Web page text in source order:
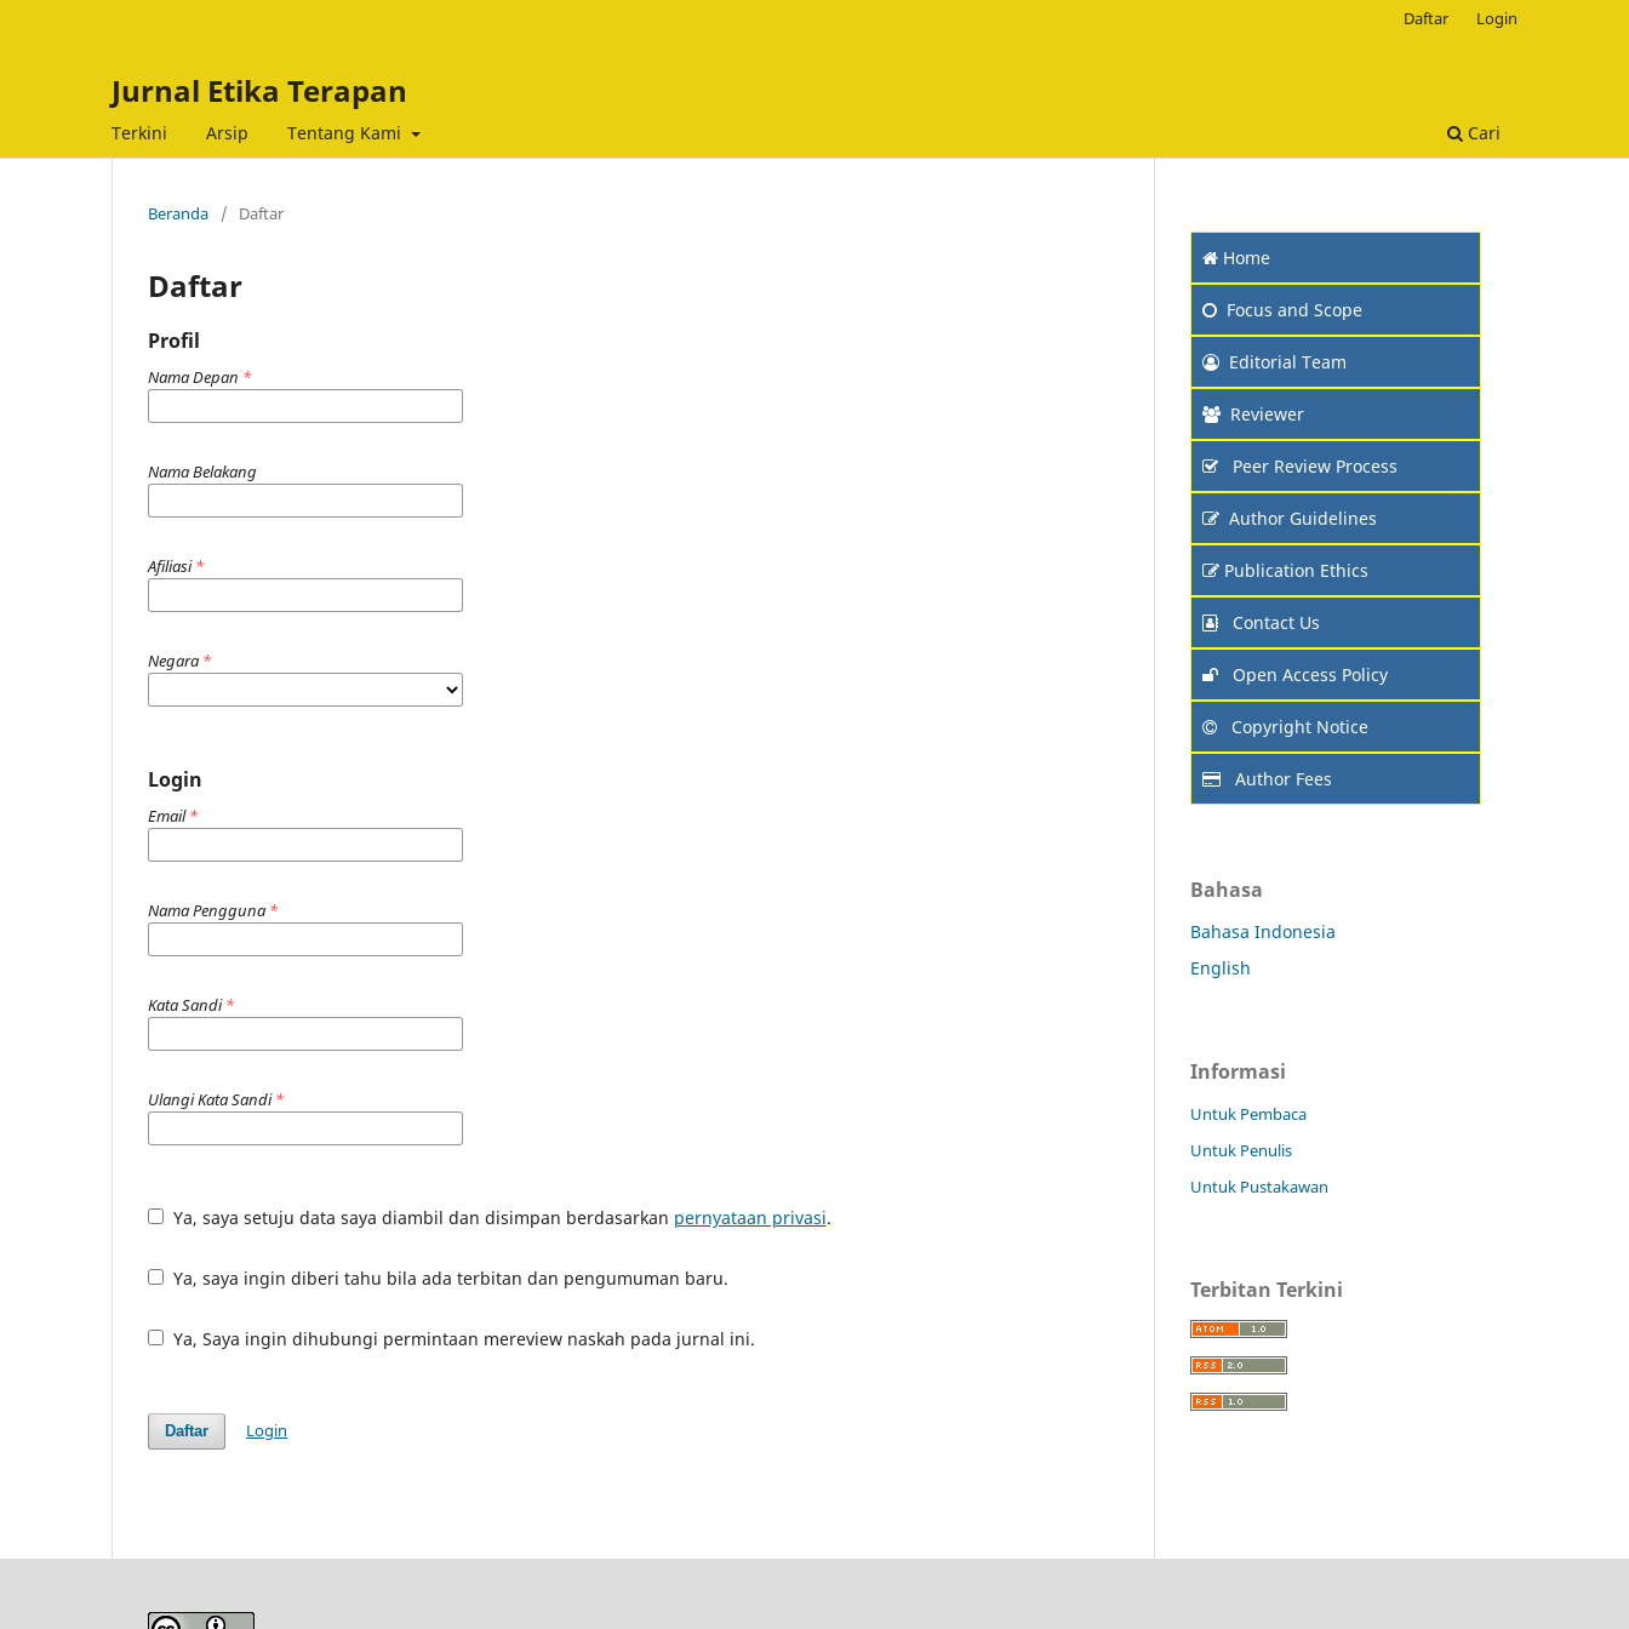
Jurnal Etika Terapan
Terkini Arsip Tentang Kami Cari
Daftar Login
Beranda / Daftar
Daftar
Profil
Nama Depan *
Nama Belakang
Afiliasi*
Negara *
Login
Email*
Nama Pengguna *
Kata Sandi*
Ulangi Kata Sandi*
Ya, saya setuju data saya diambil dan disimpan berdasarkan pernyataan privasi.
Ya, saya ingin diberi tahu bila ada terbitan dan pengumuman baru.
Ya, Saya ingin dihubungi permintaan mereview naskah pada jurnal ini.
Daftar Login
Home
Focus and Scope
Editorial Team
Reviewer
Peer Review Process
Author Guidelines
Publication Ethics
Contact Us
Open Access Policy
Copyright Notice
Author Fees
Bahasa
Bahasa Indonesia
English
Informasi
Untuk Pembaca
Untuk Penulis
Untuk Pustakawan
Terbitan Terkini